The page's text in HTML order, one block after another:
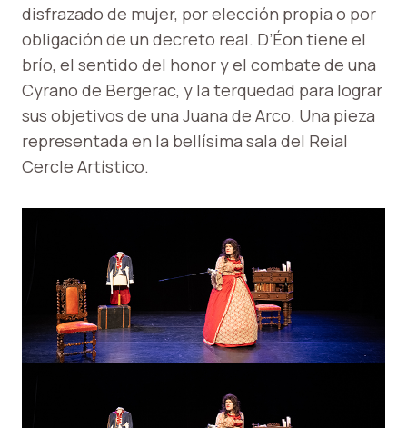
disfrazado de mujer, por elección propia o por
obligación de un decreto real. D’Éon tiene el
brío, el sentido del honor y el combate de una
Cyrano de Bergerac, y la terquedad para lograr
sus objetivos de una Juana de Arco. Una pieza
representada en la bellísima sala del Reial
Cercle Artístico.